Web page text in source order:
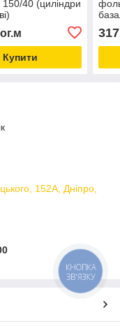
40 (циліндри
Купити
317
152А, Дніпро,
КНОПКА
ЗВ'ЯЗКУ